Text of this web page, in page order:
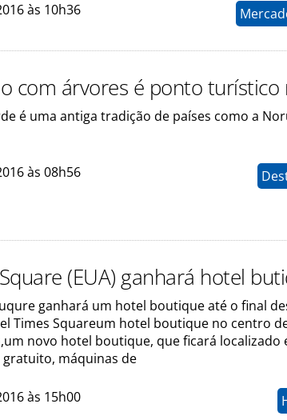
às 10h36
com árvores é ponto turístico
é uma antiga tradição de países como a
às 08h56
(EUA) ganhará hotel
ganhará um hotel boutique até o final
Times Squareum hotel boutique no centro
novo hotel boutique, que ficará localizado
gratuito, máquinas de
às 15h00